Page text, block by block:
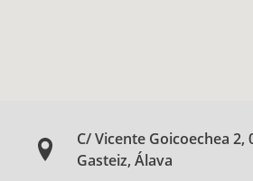
C/ Vicente Goicoechea 2,
Gasteiz, Álava